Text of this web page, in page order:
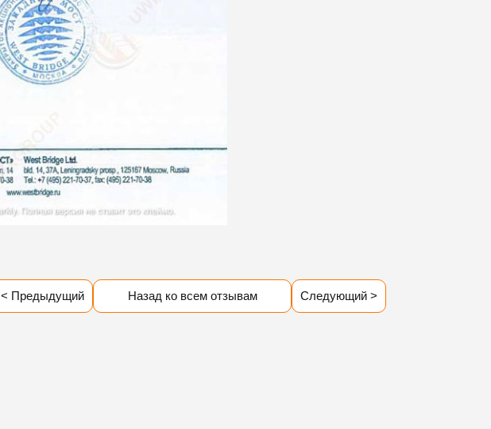
< Предыдущий Назад ко всем отзывам Следующий >